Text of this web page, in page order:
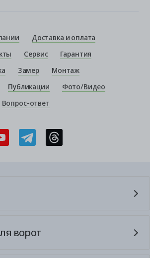
Доставка и оплата
Сервис
Гарантия
Замер
Монтаж
Публикации
Фото/Видео
Вопрос-ответ
ворот